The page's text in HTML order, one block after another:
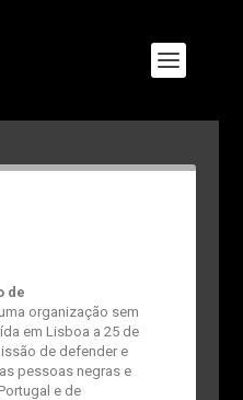
de
organização sem
em Lisboa a 25 de
de defender e
pessoas negras e
e de